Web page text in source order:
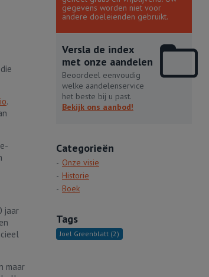
.
jaar
maar
gegevens worden niet voor
andere doeleienden gebruikt.
Versla de index
met onze aandelen
Beoordeel eenvoudig
welke aandelenservice
het beste bij u past.
Bekijk ons aanbod!
Categorieën
Onze visie
Historie
Boek
Tags
Joel Greenblatt (2)